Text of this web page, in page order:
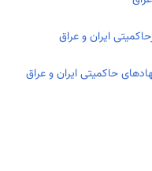
ایران و عراق
حاکمیتی ایران و عراق